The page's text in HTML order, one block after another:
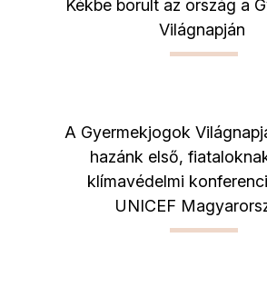
Kékbe borult az ország a
Világnapján
A Gyermekjogok
hazánk első,
klímavédelmi
UNICEF